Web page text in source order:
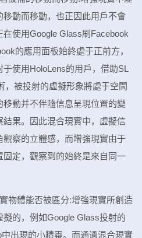
動而移動，也正因此用戶不會
使用Google Glass刷Facebook
的應用面板始終處于正前方，
使用HoloLens的用戶，借助SL
，被投射的虛擬形象將處于空間
動并不伴隨信息呈現位置的變
果。因此混合現實中，虛擬信
察的立體感，而增強現實由于
定，觀察到的始終是來自同一
物體能否被區分:增強現實所創造
的，例如Google Glass投射的
出現的小精靈。而通過混合現實